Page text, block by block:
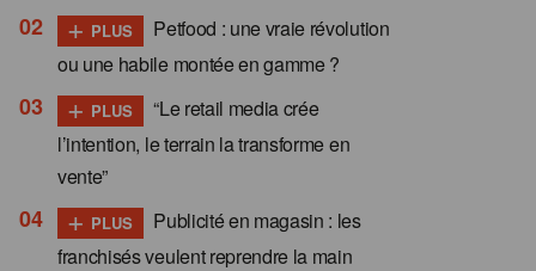
+ PLUS
Petfood : une vraie révolution
ou une habile montée en gamme ?
+ PLUS
“Le retail media crée
l’intention, le terrain la transforme en
vente”
+ PLUS
Publicité en magasin : les
franchisés veulent reprendre la main